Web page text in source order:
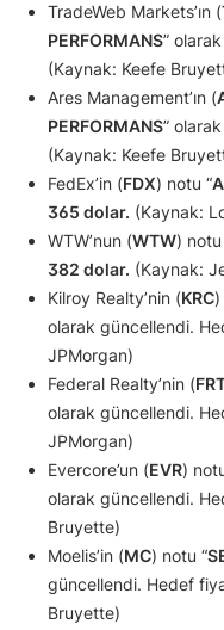
TradeWeb Markets’ın (
PERFORMANS”
(Kaynak: Keefe
Ares Management’ın (
PERFORMANS”
(Kaynak: Keefe
FedEx’in (FDX) notu “
365 dolar. (Kaynak:
WTW’nun (WTW) notu
382 dolar. (Kaynak:
Kilroy Realty’nin (KRC
olarak güncellendi.
JPMorgan)
Federal Realty’nin (
olarak güncellendi.
JPMorgan)
Evercore’un (EVR)
olarak güncellendi.
Bruyette)
Moelis’in (MC) notu “
güncellendi. Hedef
Bruyette)